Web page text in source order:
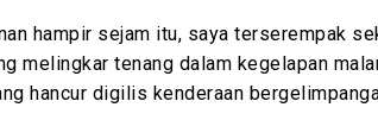
hampir sejam itu, saya terserempak
melingkar tenang dalam kegelapan
hancur digilis kenderaan